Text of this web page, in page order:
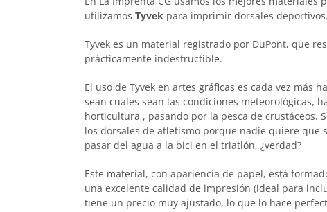
utilizamos Tyvek para imprimir dorsales deportivos.
Tyvek es un material registrado por DuPont, que
prácticamente indestructible.
El uso de Tyvek en artes gráficas es cada vez más
sean cuales sean las condiciones meteorológicas,
horticultura , pasando por la pesca de crustáceos.
los dorsales de atletismo porque nadie quiere que
pasar del agua a la bici en el triatlón, ¿verdad?
Este material, con apariencia de papel, está
una excelente calidad de impresión (ideal para
tiene un precio muy ajustado, lo que lo hace